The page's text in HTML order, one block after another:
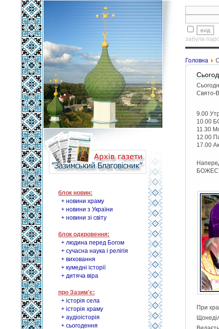
блок новин:
+ новини храму
+ новини з України
+ новини зі світу
блок одкровення:
+ людина перед Богом
+ сучасна наука і релігія
+ виховання
+ кумедні історії
+ дитяча віра
про Зазим'є:
+ історія села
+ історія храму
+ аудіоісторія
+ сьогодення
забули
Головна
Свято-
9.00
10.00
11.30
12.00
17.00
При